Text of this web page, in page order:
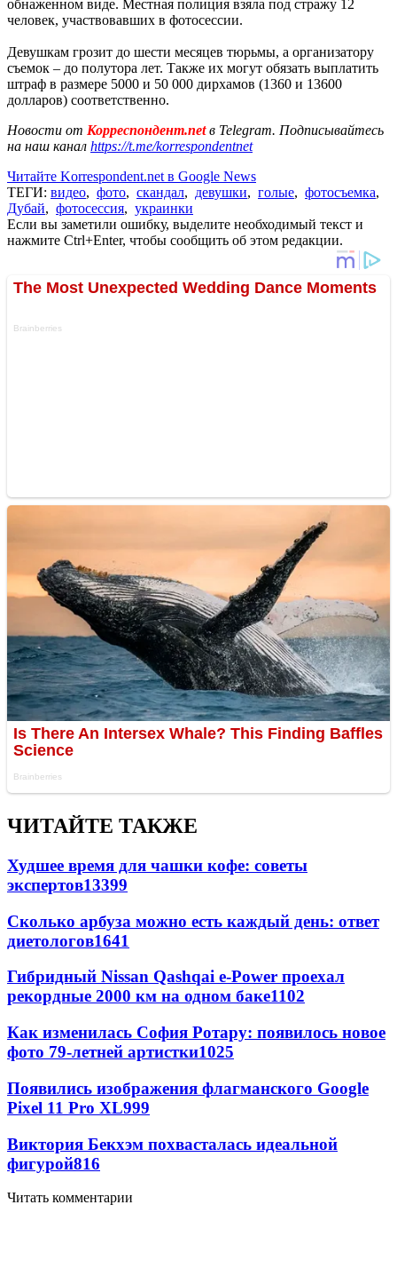
обнаженном виде. Местная полиция взяла под стражу 12
человек, участвовавших в фотосессии.
Девушкам грозит до шести месяцев тюрьмы, а организатору
съемок – до полутора лет. Также их могут обязать выплатить
штраф в размере 5000 и 50 000 дирхамов (1360 и 13600
долларов) соответственно.
Новости от Корреспондент.netв Telegram. Подписывайтесь
на наш канал https://t.me/korrespondentnet
Читайте Korrespondent.net в Google News
ТЕГИ: видео, фото, скандал, девушки, голые, фотосъемка,
Дубай, фотосессия, украинки
Если вы заметили ошибку, выделите необходимый текст и
нажмите Ctrl+Enter, чтобы сообщить об этом редакции.
ЧИТАЙТЕ ТАКЖЕ
Худшее время для чашки кофе: советы
экспертов13399
Сколько арбуза можно есть каждый день: ответ
диетологов1641
Гибридный Nissan Qashqai e-Power проехал
рекордные 2000 км на одном баке1102
Как изменилась София Ротару: появилось новое
фото 79-летней артистки1025
Появились изображения флагманского Google
Pixel 11 Pro XL999
Виктория Бекхэм похвасталась идеальной
фигурой816
Читать комментарии